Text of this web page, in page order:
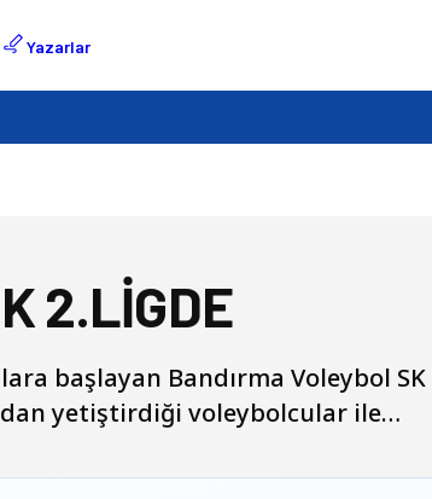
Yazarlar
2.LİGDE
başlayan Bandırma Voleybol
yetiştirdiği voleybolcular ile…